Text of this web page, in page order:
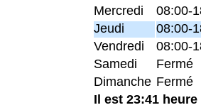
Mercredi
08:00-
Jeudi
08:00-
Vendredi
08:00-
Samedi
Fermé
Dimanche Fermé
Il est 23:41 heure